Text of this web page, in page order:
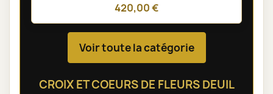
420,00 €
Voir toute la catégorie
CROIX ET COEURS DE FLEURS DEUIL